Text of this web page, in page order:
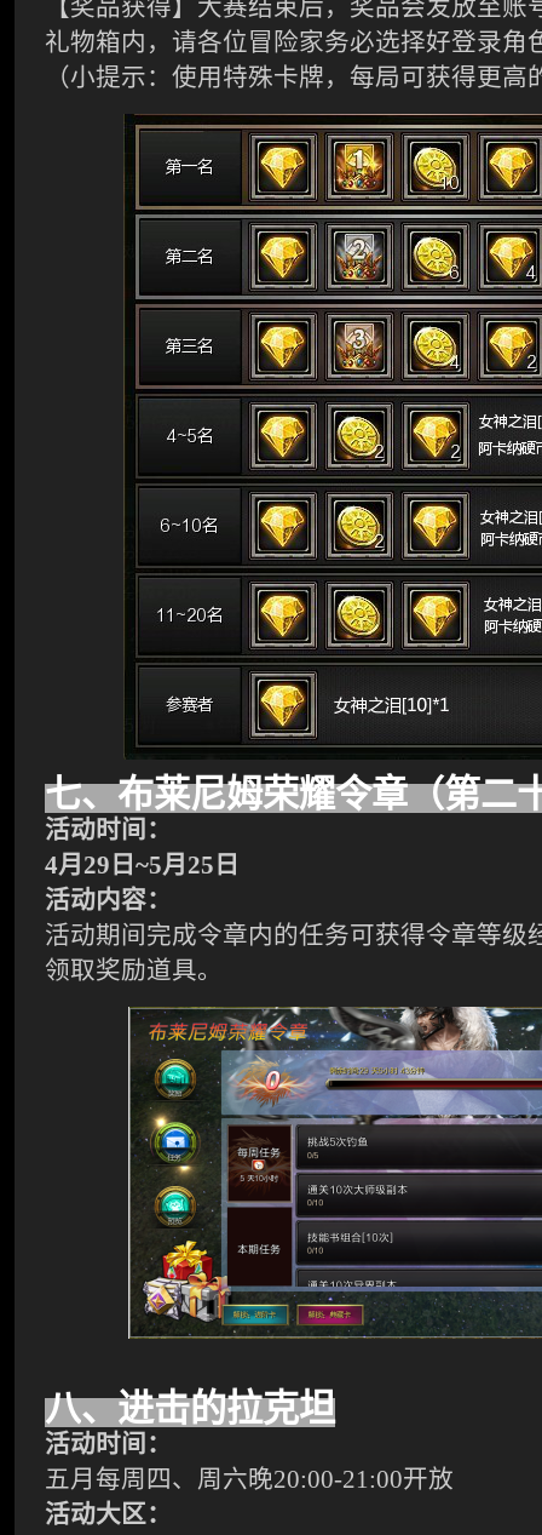
【奖品获得】大赛结束后，奖品会发放至账
礼物箱内，请各位冒险家务必选择好登录角
（小提示：使用特殊卡牌，每局可获得更高
七、布莱尼姆荣耀令章（第二
活动时间：
4月 29 日 ~5月 25 日
活动内容：
活动期间完成令章内的任务可获得令章等级
领取奖励道具。
八、进击的拉克坦
活动时间：
五 月每周四、周六晚20:00-21 :00开放
活动大区：